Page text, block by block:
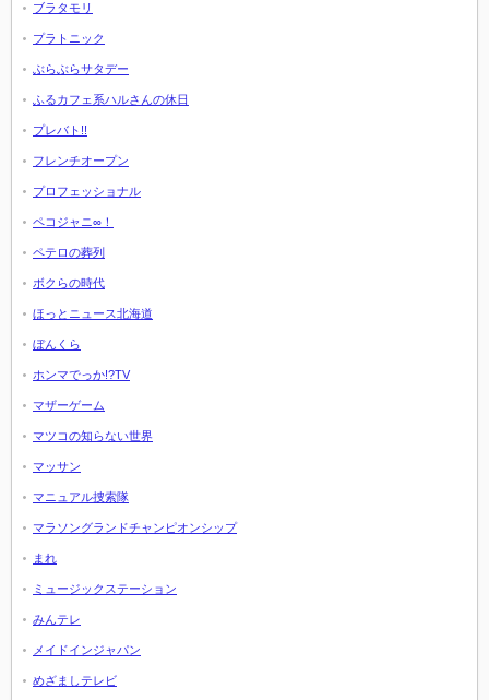
ブラタモリ
プラトニック
ぶらぶらサタデー
ふるカフェ系ハルさんの休日
プレバト!!
フレンチオープン
プロフェッショナル
ペコジャニ∞！
ペテロの葬列
ボクらの時代
ほっとニュース北海道
ぼんくら
ホンマでっか!?TV
マザーゲーム
マツコの知らない世界
マッサン
マニュアル捜索隊
マラソングランドチャンピオンシップ
まれ
ミュージックステーション
みんテレ
メイドインジャパン
めざましテレビ